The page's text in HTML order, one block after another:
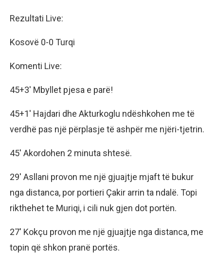
Rezultati Live:
Kosovë 0-0 Turqi
Komenti Live:
45+3′ Mbyllet pjesa e parë!
45+1′ Hajdari dhe Akturkoglu ndëshkohen me të
verdhë pas një përplasje të ashpër me njëri-tjetrin.
45′ Akordohen 2 minuta shtesë.
29′ Asllani provon me një gjuajtje mjaft të bukur
nga distanca, por portieri Çakir arrin ta ndalë. Topi
rikthehet te Muriqi, i cili nuk gjen dot portën.
27′ Kokçu provon me një gjuajtje nga distanca, me
topin që shkon pranë portës.